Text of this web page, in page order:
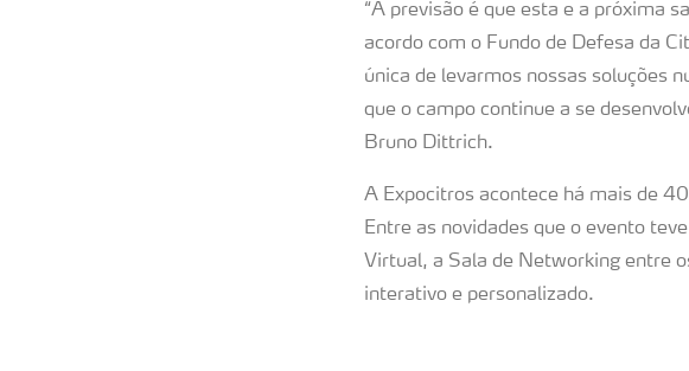
“A previsão é que esta e a próxima
acordo com o Fundo de Defesa da
única de levarmos nossas soluções
que o campo continue a se
Bruno Dittrich.
A Expocitros acontece há mais de
Entre as novidades que o evento
Virtual, a Sala de Networking entre
interativo e personalizado.